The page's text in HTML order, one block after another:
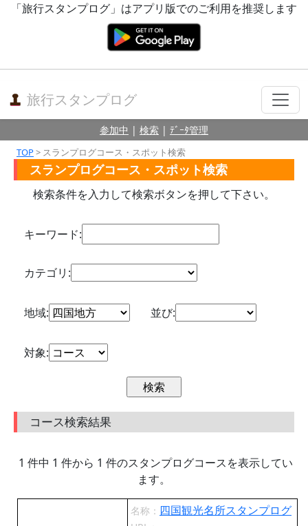
「旅行スタンプログ」はアプリ版でのご利用を推奨します
旅行スタンプログ
参加中 | 検索 | ﾃﾞｰﾀ管理
TOP> スランプログコース・スポット検索
スランプログコース・スポット検索
検索条件を入力して検索ボタンを押して下さい。
キーワード:
カテゴリ:
地域: 並び:
対象:
コース検索結果
1 件中 1 件から 1 件のスタンプログコースを表示してい
ます。
名称： 四国観光名所スタンプログ